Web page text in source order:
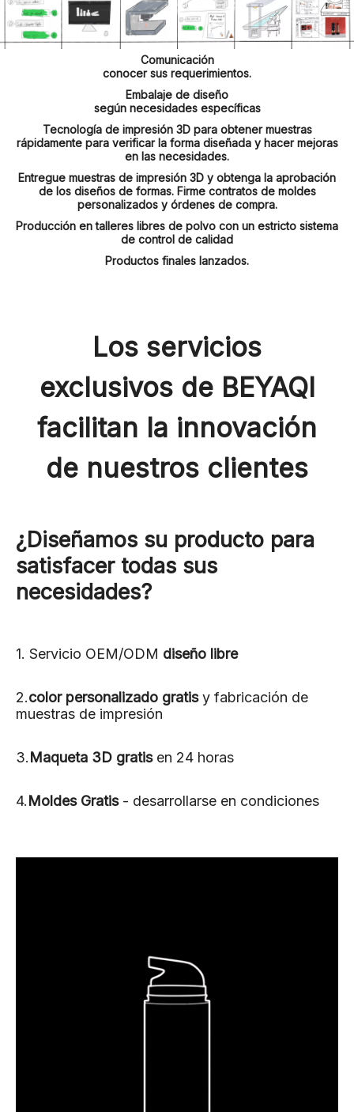
Comunicación
conocer sus requerimientos.
Embalaje de diseño
según necesidades específicas
Tecnología de impresión 3D para obtener muestras
rápidamente para verificar la forma diseñada y hacer mejoras
en las necesidades.
Entregue muestras de impresión 3D y obtenga la aprobación
de los diseños de formas. Firme contratos de moldes
personalizados y órdenes de compra.
Producción en talleres libres de polvo con un estricto sistema
de control de calidad
Productos finales lanzados.
Los servicios
exclusivos de BEYAQI
facilitan la innovación
de nuestros clientes
¿Diseñamos su producto para
satisfacer todas sus
necesidades?
1. Servicio OEM/ODM diseño libre
2.color personalizado gratisy fabricación de
muestras de impresión
3.Maqueta 3D gratisen 24 horas
4.Moldes Gratis- desarrollarse en condiciones